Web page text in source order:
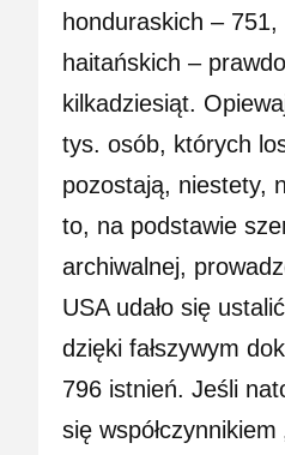
honduraskich –
haitańskich –
kilkadziesiąt.
tys. osób, których
pozostają, niestety,
to, na podstawie
archiwalnej,
USA udało się
dzięki fałszywym
796 istnień. Jeśli
się współczynnikiem